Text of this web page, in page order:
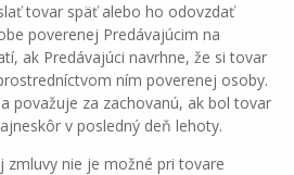
tovar späť alebo ho odovzdať
poverenej Predávajúcim na
ak Predávajúci navrhne, že si tovar
ním poverenej osoby.
považuje za zachovanú, ak bol tovar
v posledný deň lehoty.
nie je možné pri tovare